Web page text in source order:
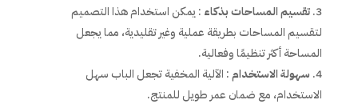
تقسيم المساحات بذكاء : يمكن استخدام هذا التصميم
لتقسيم المساحات بطريقة عملية وغير تقليدية، مما يجعل
المساحة أكثر تنظيمًا وفعالية.
سهولة الاستخدام: الآلية المخفية تجعل الباب سهل
الاستخدام، مع ضمان عمر طويل للمنتج.